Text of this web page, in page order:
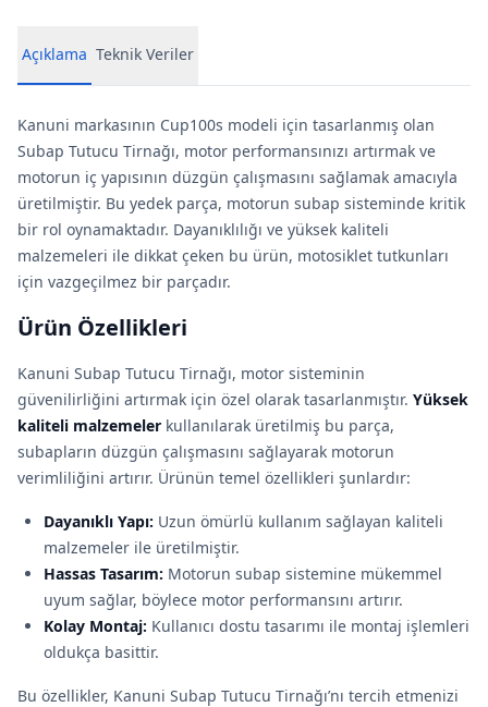
Açıklama Teknik Veriler
Kanuni markasının Cup100s modeli için tasarlanmış olan
Subap Tutucu Tirnağı, motor performansınızı artırmak ve
motorun iç yapısının düzgün çalışmasını sağlamak amacıyla
üretilmiştir. Bu yedek parça, motorun subap sisteminde kritik
bir rol oynamaktadır. Dayanıklılığı ve yüksek kaliteli
malzemeleri ile dikkat çeken bu ürün, motosiklet tutkunları
için vazgeçilmez bir parçadır.
Ürün Özellikleri
Kanuni Subap Tutucu Tirnağı, motor sisteminin
güvenilirliğini artırmak için özel olarak tasarlanmıştır. Yüksek
kaliteli malzemeler kullanılarak üretilmiş bu parça,
subapların düzgün çalışmasını sağlayarak motorun
verimliliğini artırır. Ürünün temel özellikleri şunlardır:
Dayanıklı Yapı: Uzun ömürlü kullanım sağlayan kaliteli
malzemeler ile üretilmiştir.
Hassas Tasarım: Motorun subap sistemine mükemmel
uyum sağlar, böylece motor performansını artırır.
Kolay Montaj: Kullanıcı dostu tasarımı ile montaj işlemleri
oldukça basittir.
Bu özellikler, Kanuni Subap Tutucu Tirnağı’nı tercih etmenizi